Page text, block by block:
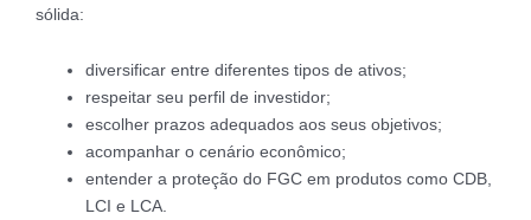
sólida:
diversificar entre diferentes tipos de ativos;
respeitar seu perfil de investidor;
escolher prazos adequados aos seus objetivos;
acompanhar o cenário econômico;
entender a proteção do FGC em produtos como CDB,
LCI e LCA.